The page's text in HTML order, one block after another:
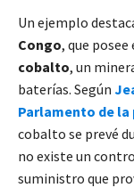
Un ejemplo
Congo, que posee
cobalto, un
baterías. Según
Parlamento de la
cobalto se prevé
no existe un
suministro que